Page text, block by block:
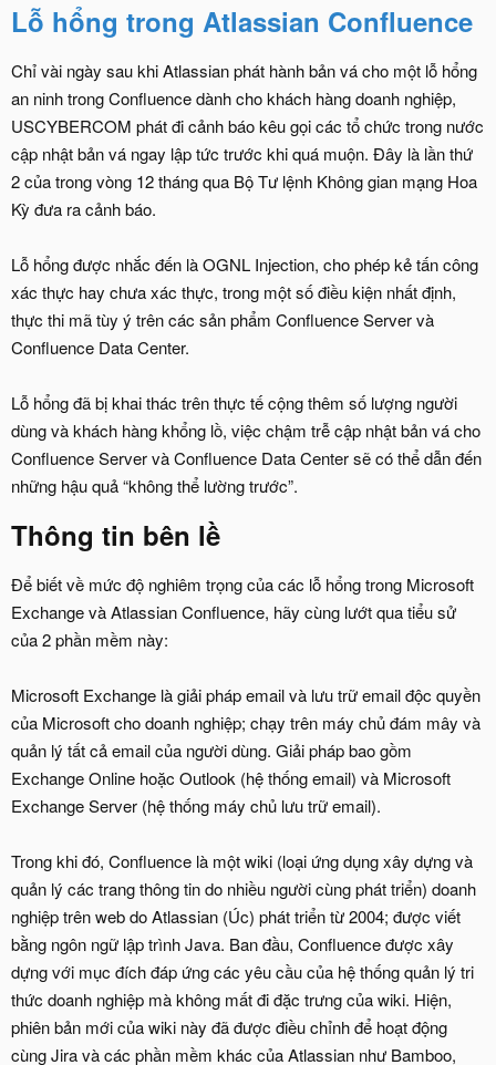
Lỗ hổng trong Atlassian Confluence
Chỉ vài ngày sau khi Atlassian phát hành bản vá cho một lỗ hổng
an ninh trong Confluence dành cho khách hàng doanh nghiệp,
USCYBERCOM phát đi cảnh báo kêu gọi các tổ chức trong nước
cập nhật bản vá ngay lập tức trước khi quá muộn. Đây là lần thứ
2 của trong vòng 12 tháng qua Bộ Tư lệnh Không gian mạng Hoa
Kỳ đưa ra cảnh báo.
Lỗ hổng được nhắc đến là OGNL Injection, cho phép kẻ tấn công
xác thực hay chưa xác thực, trong một số điều kiện nhất định,
thực thi mã tùy ý trên các sản phẩm Confluence Server và
Confluence Data Center.
Lỗ hổng đã bị khai thác trên thực tế cộng thêm số lượng người
dùng và khách hàng khổng lồ, việc chậm trễ cập nhật bản vá cho
Confluence Server và Confluence Data Center sẽ có thể dẫn đến
những hậu quả “không thể lường trước”.
Thông tin bên lề
Để biết về mức độ nghiêm trọng của các lỗ hổng trong Microsoft
Exchange và Atlassian Confluence, hãy cùng lướt qua tiểu sử
của 2 phần mềm này:
Microsoft Exchange là giải pháp email và lưu trữ email độc quyền
của Microsoft cho doanh nghiệp; chạy trên máy chủ đám mây và
quản lý tất cả email của người dùng. Giải pháp bao gồm
Exchange Online hoặc Outlook (hệ thống email) và Microsoft
Exchange Server (hệ thống máy chủ lưu trữ email).
Trong khi đó, Confluence là một wiki (loại ứng dụng xây dựng và
quản lý các trang thông tin do nhiều người cùng phát triển) doanh
nghiệp trên web do Atlassian (Úc) phát triển từ 2004; được viết
bằng ngôn ngữ lập trình Java. Ban đầu, Confluence được xây
dựng với mục đích đáp ứng các yêu cầu của hệ thống quản lý tri
thức doanh nghiệp mà không mất đi đặc trưng của wiki. Hiện,
phiên bản mới của wiki này đã được điều chỉnh để hoạt động
cùng Jira và các phần mềm khác của Atlassian như Bamboo,